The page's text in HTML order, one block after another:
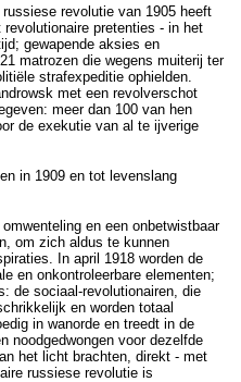
revolutie van 1905 heeft
pretenties - in het
gewapende aksies en
matrozen die wegens muiterij ter
strafexpeditie ophielden.
met een revolverschot
meer dan 100 van hen
de exekutie van al te ijverige
in 1909 en tot levenslang
en een onbetwistbaar
om zich aldus te kunnen
In april 1918 worden de
en onkontroleerbare elementen;
de sociaal-revolutionairen, die
en worden totaal
in wanorde en treedt in de
noodgedwongen voor dezelfde
het licht brachten, direkt - met
russiese revolutie is